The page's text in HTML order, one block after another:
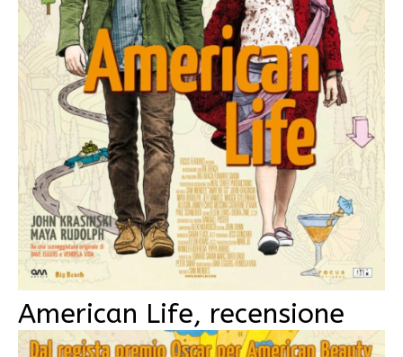
American Life, recensione